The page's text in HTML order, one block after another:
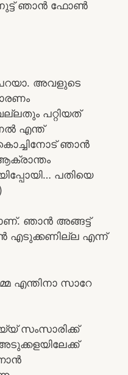
ഞാൻ ഫോൺ
അവളുടെ
പറ്റിയത്
എന്ത്
ഞാൻ
പതിയെ
ഞാൻ അങ്ങട്ട്
എടുക്കണില്ല എന്ന്
എന്തിനാ സാറേ
സംസാരിക്ക്